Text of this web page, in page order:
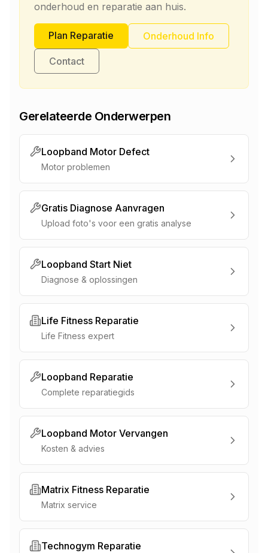
onderhoud en reparatie aan huis.
Plan Reparatie Onderhoud Info
Contact
Gerelateerde Onderwerpen
Loopband Motor Defect
Motor problemen
Gratis Diagnose Aanvragen
Upload foto's voor een gratis analyse
Loopband Start Niet
Diagnose & oplossingen
Life Fitness Reparatie
Life Fitness expert
Loopband Reparatie
Complete reparatiegids
Loopband Motor Vervangen
Kosten & advies
Matrix Fitness Reparatie
Matrix service
Technogym Reparatie